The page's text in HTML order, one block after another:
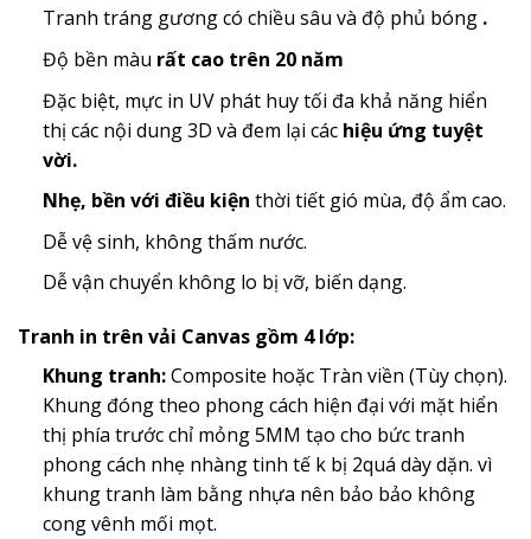
Tranh tráng gương có chiều sâu và độ phủ bóng .
Độ bền màu rất cao trên 20 năm
Đặc biệt, mực in UV phát huy tối đa khả năng hiển
thị các nội dung 3D và đem lại các hiệu ứng tuyệt
vời.
Nhẹ, bền với điều kiện thời tiết gió mùa, độ ẩm cao.
Dễ vệ sinh, không thấm nước.
Dễ vận chuyển không lo bị vỡ, biến dạng.
Tranh in trên vải Canvas gồm 4 lớp:
Khung tranh:Composite hoặc Tràn viền (Tùy chọn).
Khung đóng theo phong cách hiện đại với mặt hiển
thị phía trước chỉ mỏng 5MM tạo cho bức tranh
phong cách nhẹ nhàng tinh tế k bị 2quá dày dặn. vì
khung tranh làm bằng nhựa nên bảo bảo không
cong vênh mối mọt.